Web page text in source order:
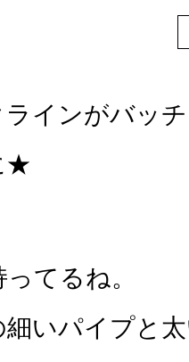
インがバッ
★
てるね。
いパイプと